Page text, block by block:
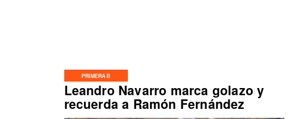
PRIMERA B
Leandro Navarro marca golazo y
recuerda a Ramón Fernández